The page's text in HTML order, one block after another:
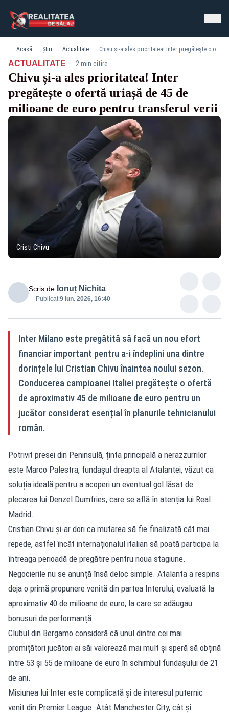
Acasă Știri Actualitate Chivu și-a ales prioritatea! Inter pregătește o ofertă uriașă de 45 de milioane de euro pentru transferul verii
ACTUALITATE· 2 min citire
Chivu și-a ales prioritatea! Inter
pregătește o ofertă uriașă de 45 de
milioane de euro pentru transferul verii
Cristi Chivu
Scris de Ionuț Nichita
Publicat:9 iun. 2026, 16:40
Inter Milano este pregătită să facă un nou efort
financiar important pentru a-i îndeplini una dintre
dorințele lui Cristian Chivu înaintea noului sezon.
Conducerea campioanei Italiei pregătește o ofertă
de aproximativ 45 de milioane de euro pentru un
jucător considerat esențial în planurile tehnicianului
român.
Potrivit presei din Peninsulă, ținta principală a nerazzurrilor
este Marco Palestra, fundașul dreapta al Atalantei, văzut ca
soluția ideală pentru a acoperi un eventual gol lăsat de
plecarea lui Denzel Dumfries, care se află în atenția lui Real
Madrid.
Cristian Chivu și-ar dori ca mutarea să fie finalizată cât mai
repede, astfel încât internaționalul italian să poată participa la
întreaga perioadă de pregătire pentru noua stagiune.
Negocierile nu se anunță însă deloc simple. Atalanta a respins
deja o primă propunere venită din partea Interului, evaluată la
aproximativ 40 de milioane de euro, la care se adăugau
bonusuri de performanță.
Clubul din Bergamo consideră că unul dintre cei mai
promițători jucători ai săi valorează mai mult și speră să obțină
între 53 și 55 de milioane de euro în schimbul fundașului de 21
de ani.
Misiunea lui Inter este complicată și de interesul puternic
venit din Premier League. Atât Manchester City, cât și